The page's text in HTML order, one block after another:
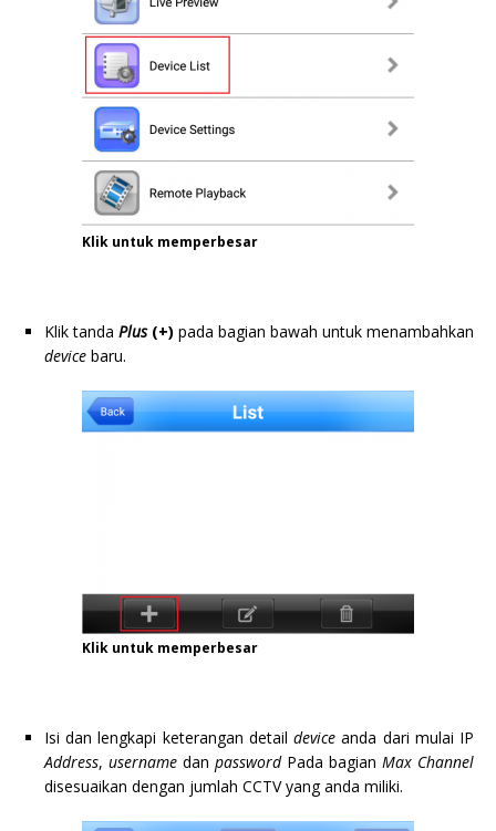
Klik untuk memperbesar
Klik tanda Plus(+) pada bagian bawah untuk menambahkan
device baru.
Klik untuk memperbesar
Isi dan lengkapi keterangan detaildevice anda dari mulai IP
Address, username dan passwordPada bagian Max Channel
disesuaikan dengan jumlah CCTV yang anda miliki.